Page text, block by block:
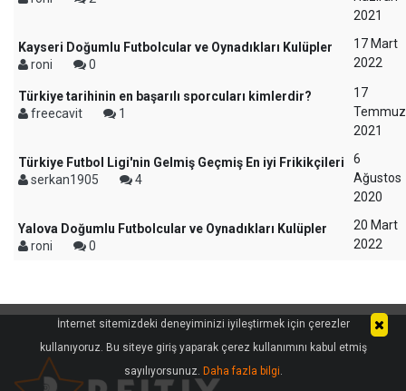
2021
Kayseri Doğumlu Futbolcular ve Oynadıkları Kulüpler
roni
0
17 Mart
2022
Türkiye tarihinin en başarılı sporcuları kimlerdir?
freecavit
1
17
Temmuz
2021
Türkiye Futbol Ligi'nin Gelmiş Geçmiş En iyi Frikikçileri
serkan1905
4
6
Ağustos
2020
Yalova Doğumlu Futbolcular ve Oynadıkları Kulüpler
roni
0
20 Mart
2022
İnternet sitemizdeki deneyiminizi iyileştirmek için çerezler
kullanıyoruz. Bu siteye giriş yaparak çerez kullanımını kabul etmiş
sayılıyorsunuz. Daha fazla bilgi.